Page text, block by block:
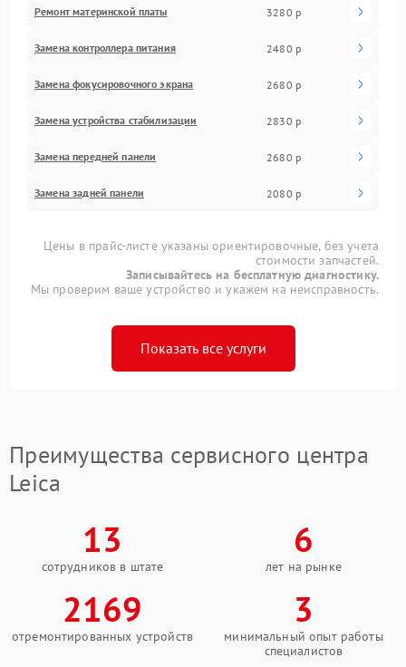
Ремонт материнской платы 3280 р
Замена контроллера питания 2480 р
Замена фокусировочного экрана 2680 р
Замена устройства стабилизации 2830 р
Замена передней панели 2680 р
Замена задней панели 2080 р
Цены в прайс-листе указаны ориентировочные, без учета
стоимости запчастей.
Записывайтесь на бесплатную диагностику.
Мы проверим ваше устройство и укажем на неисправность.
Показать все услуги
Преимущества сервисного центра
Leica
13
сотрудников в штате
6
лет на рынке
2169
отремонтированных устройств
3
минимальный опыт работы
специалистов